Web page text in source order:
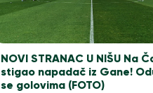
NOVI STRANAC U NIŠU Na
stigao napadač iz Gane!
se golovima (FOTO)